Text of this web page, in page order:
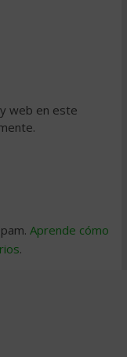
web en este
Aprende cómo
.